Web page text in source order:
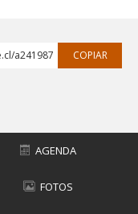
a241987 COPIAR
AGENDA
FOTOS